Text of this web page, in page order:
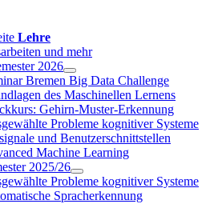
Lehre
und mehr
2026
Bremen Big Data Challenge
des Maschinellen Lernens
Gehirn-Muster-Erkennung
Probleme kognitiver Systeme
und Benutzerschnittstellen
Machine Learning
2025/26
Probleme kognitiver Systeme
Spracherkennung